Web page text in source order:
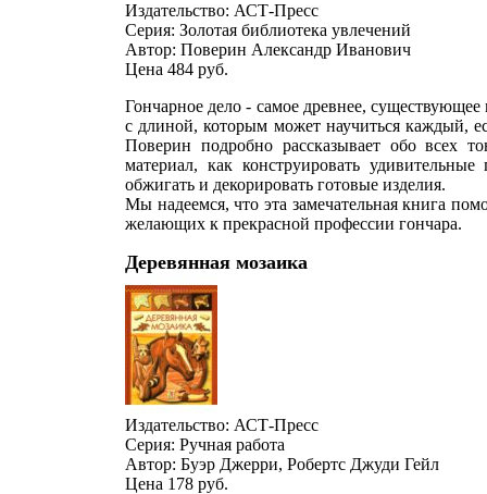
Издательство: АСТ-Пресс
Серия: Золотая библиотека увлечений
Автор: Поверин Александр Иванович
Цена 484 руб.
Гончарное дело - самое древнее,
с длиной, которым может научиться каждый,
Поверин подробно рассказывает обо всех
материал, как конструировать
обжигать и декорировать готовые изделия.
Мы надеемся, что эта замечательная книга
желающих к прекрасной профессии гончара.
Деревянная мозаика
Издательство: АСТ-Пресс
Серия: Ручная работа
Автор: Буэр Джерри, Робертс Джуди Гейл
Цена 178 руб.